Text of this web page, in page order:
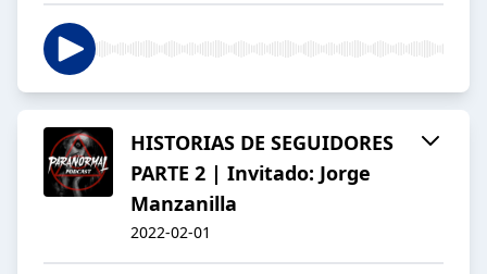
HISTORIAS DE SEGUIDORES
PARTE 2 | Invitado: Jorge
Manzanilla
2022-02-01